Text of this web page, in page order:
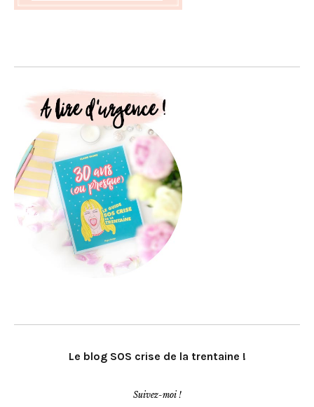
Le blog SOS crise de la trentaine !
Suivez-moi !